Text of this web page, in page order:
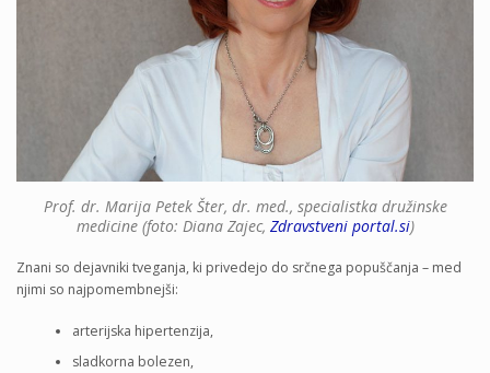
Prof. dr. Marija Petek Šter, dr. med., specialistka družinske
medicine (foto: Diana Zajec, Zdravstveni portal.si)
Znani so dejavniki tveganja, ki privedejo do srčnega popuščanja – med
njimi so najpomembnejši:
arterijska hipertenzija,
sladkorna bolezen,